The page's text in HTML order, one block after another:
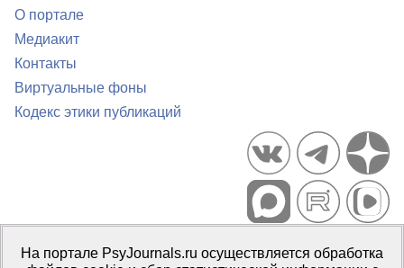
О портале
Медиакит
Контакты
Виртуальные фоны
Кодекс этики публикаций
Портал психологических изданий PsyJournals.ru, 2007–2026
Правила использования материалов
На портале PsyJournals.ru осуществляется обработка